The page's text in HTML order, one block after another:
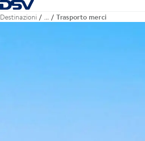
Torna alla pagina iniziale
Destinazioni … Trasporto merci